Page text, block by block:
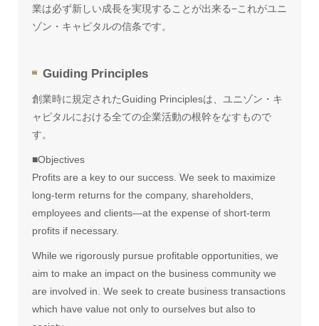
業は必ず新しい成⻑を実現することが出来る−これがユニ
ゾン・キャピタルの信条です。
Guiding Principles
創業時に規定されたGuiding Principlesは、ユニゾン・キ
ャピタルにおける全ての企業活動の根幹をなすもので
す。
■Objectives
Profits are a key to our success. We seek to maximize
long-term returns for the company, shareholders,
employees and clients—at the expense of short-term
profits if necessary.
While we rigorously pursue profitable opportunities, we
aim to make an impact on the business community we
are involved in. We seek to create business transactions
which have value not only to ourselves but also to